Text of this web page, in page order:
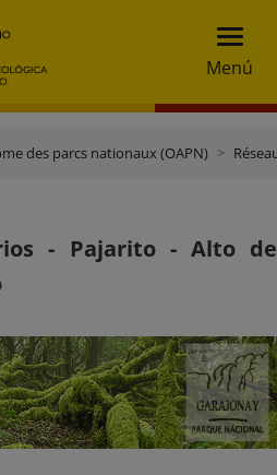
Menú
des parcs nationaux (OAPN)
- Pajarito - Alto de